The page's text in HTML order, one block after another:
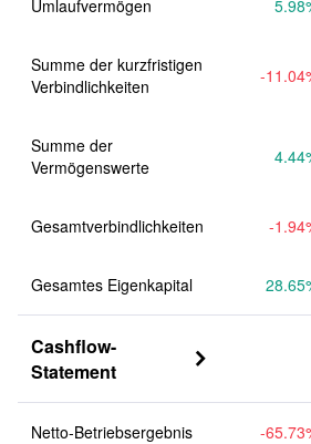
Umlaufvermögen 5.98
Summe der kurzfristigen
Verbindlichkeiten
-11.04
Summe der
Vermögenswerte
4.44
Gesamtverbindlichkeiten -1.94
Gesamtes Eigenkapital 28.65
Cashflow-
Statement

Netto-Betriebsergebnis -65.73